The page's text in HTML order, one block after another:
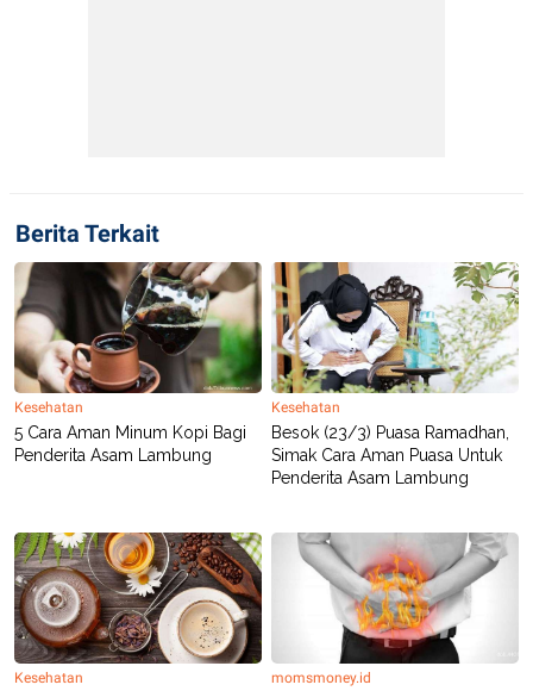
Berita Terkait
Kesehatan
5 Cara Aman Minum Kopi Bagi
Penderita Asam Lambung
Kesehatan
Besok (23/3) Puasa Ramadhan,
Simak Cara Aman Puasa Untuk
Penderita Asam Lambung
Kesehatan momsmoney.id